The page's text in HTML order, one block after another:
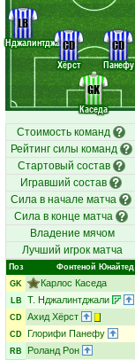
Каседа
Нджалинтджа.
Хёрст
Панефу
GK
LB
CD
CD
Стоимость команд
Рейтинг силы команд
Стартовый состав
Игравший состав
Сила в начале матча
Сила в конце матча
Владение мячом
Лучший игрок матча
Поз Фонтеной Юнайтед
GK
Карлос Каседа
LB
Т. Нджалинтджали
CD Ахид Хёрст
CD Глорифи Панефу
RB
Роланд Рон